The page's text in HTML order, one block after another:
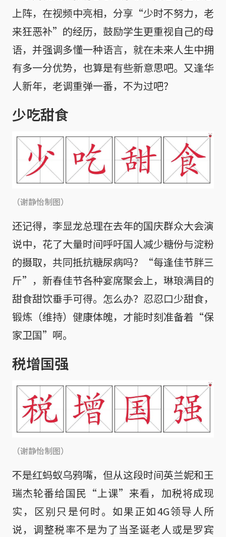
上阵，在视频中亮相，分享“少时不努力，老
来狂恶补”的经历，鼓励学生更重视自己的母
语，并强调多懂一种语言，就在未来人生中拥
有多一分优势，也算是有些新意思吧。又逢华
人新年，老调重弹一番，不为过吧？
少吃甜食
（谢静怡制图）
还记得，李显龙总理在去年的国庆群众大会演
说中，花了大量时间呼吁国人减少糖份与淀粉
的摄取，共同抵抗糖尿病吗？“每逢佳节胖三
斤”，新春佳节各种宴席聚会上，琳琅满目的
甜食甜饮垂手可得。怎么办？忍忍口少甜食，
锻炼（维持）健康体魄，才能时刻准备着“保
家卫国”啊。
税增国强
（谢静怡制图）
不是红蚂蚁乌鸦嘴，但从这段时间英兰妮和王
瑞杰轮番给国民“上课”来看，加税将成现
实，区别只是何时。如果正如4G领导人所
说，调整税率不是为了当圣诞老人或是罗宾